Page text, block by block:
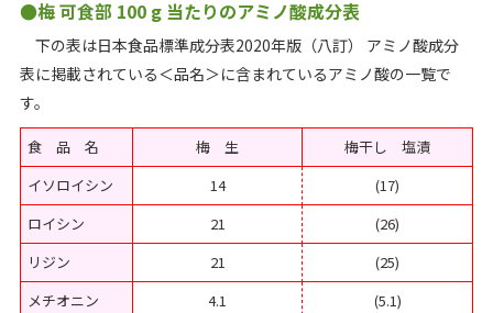
●梅 可食部 100 g 当たりのアミノ酸成分表
下の表は日本食品標準成分表2020年版（八訂） アミノ酸成分
表に掲載されている＜品名＞に含まれているアミノ酸の一覧で
す。
食 品 名 梅 生
梅干し 塩漬
イソロイシン
14
(17)
ロイシン
21
(26)
リジン
21
(25)
メチオニン
4.1
(5.1)